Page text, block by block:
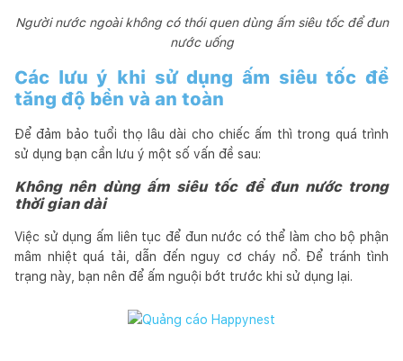
Người nước ngoài không có thói quen dùng ấm siêu tốc để đun
nước uống
Các lưu ý khi sử dụng ấm siêu tốc để
tăng độ bền và an toàn
Để đảm bảo tuổi thọ lâu dài cho chiếc ấm thì trong quá trình
sử dụng bạn cần lưu ý một số vấn đề sau:
Không nên dùng ấm siêu tốc để đun nước trong
thời gian dài
Việc sử dụng ấm liên tục để đun nước có thể làm cho bộ phận
mâm nhiệt quá tải, dẫn đến nguy cơ cháy nổ. Để tránh tình
trạng này, bạn nên để ấm nguội bớt trước khi sử dụng lại.